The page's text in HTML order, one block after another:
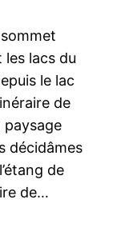
lacs du
le lac
de
décidâmes
de
de…